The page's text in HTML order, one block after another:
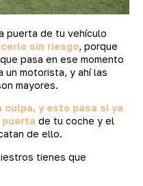
puerta de tu vehículo
sin riesgo, porque
pasa en ese momento
un motorista, y ahí las
mayores.
culpa, y esto pasa si ya
de tu coche y el
de ello.
tienes que